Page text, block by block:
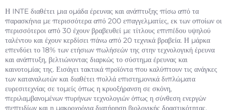
Η INTE διαθέτει μια ομάδα έρευνας και ανάπτυξης πίσω από τα
παρασκήνια με περισσότερα από 200 επαγγελματίες, εκ των οποίων οι
περισσότεροι από 30 έχουν βραβευθεί με τίτλους επιπέδου υψηλού
ταλέντου και έχουν κερδίσει πάνω από 20 τεχνικά βραβεία. Η μάρκα
επενδύει το 18% των ετήσιων πωλήσεών της στην τεχνολογική έρευνα
και ανάπτυξη, βελτιώνοντας διαρκώς το σύστημα έρευνας και
καινοτομίας της. Εισάγει τακτικά προϊόντα που καλύπτουν τις ανάγκες
των καταναλωτών και διαθέτει πολλά επιστημονικά διπλώματα
ευρεσιτεχνίας σε τομείς όπως η κρυοξήρανση σε σκόνη,
περιλαμβανομένων πυρήνων τεχνολογιών όπως η σύνθεση ενεργών
πεπτιδίων και η μακροχρόνια διατήρηση βιολογικής δραστικότητας.